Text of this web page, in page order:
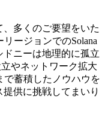
多くのご要望をいた
ージョンでのSolana
ドニーは地理的に孤立
やネットワーク拡大
で蓄積したノウハウを
供に挑戦してまいり